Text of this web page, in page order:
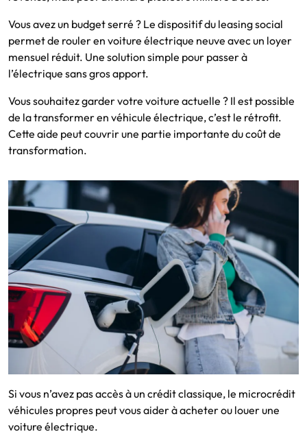
Vous avez un budget serré ? Le dispositif du leasing social
permet de rouler en voiture électrique neuve avec un loyer
mensuel réduit. Une solution simple pour passer à
l’électrique sans gros apport.
Vous souhaitez garder votre voiture actuelle ? Il est possible
de la transformer en véhicule électrique, c’est le rétrofit.
Cette aide peut couvrir une partie importante du coût de
transformation.
Si vous n’avez pas accès à un crédit classique, le microcrédit
véhicules propres peut vous aider à acheter ou louer une
voiture électrique.